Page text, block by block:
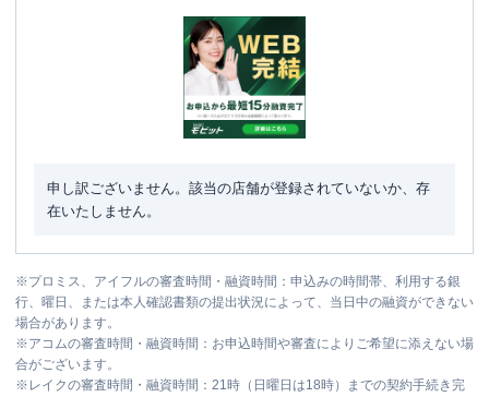
申し訳ございません。該当の店舗が登録されていないか、存
在いたしません。
※プロミス、アイフルの審査時間・融資時間：申込みの時間帯、利用する銀
行、曜日、または本人確認書類の提出状況によって、当日中の融資ができない
場合があります。
※アコムの審査時間・融資時間：お申込時間や審査によりご希望に添えない場
合がございます。
※ レイクの審査時間・融資時間：21時（日曜日は18時）までの契約手続き完